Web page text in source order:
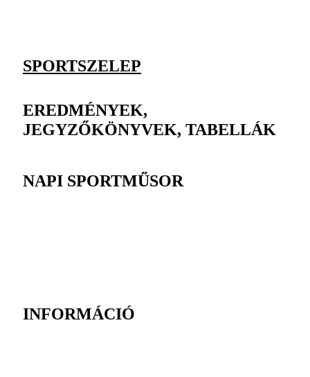
SPORTSZELEP
EREDMÉNYEK,
JEGYZŐKÖNYVEK, TABELLÁK
NAPI SPORTMŰSOR
INFORMÁCIÓ